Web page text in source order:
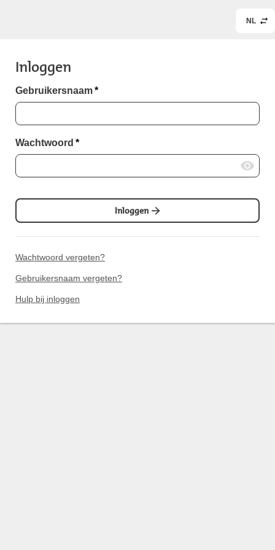
NL
Inloggen
Gebruikersnaam*
Wachtwoord *
Inloggen
Wachtwoord vergeten?
Gebruikersnaam vergeten?
Hulp bij inloggen